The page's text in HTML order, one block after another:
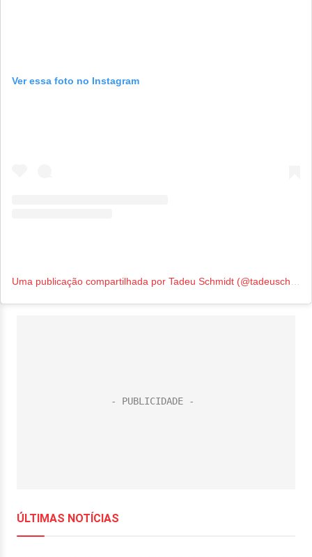
Ver essa foto no Instagram
Uma publicação compartilhada por Tadeu Schmidt (@tadeuschmidt)